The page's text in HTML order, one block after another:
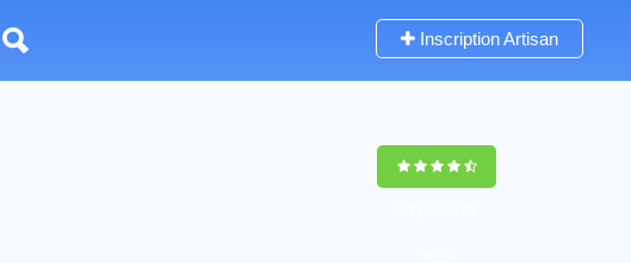
Inscription Artisan